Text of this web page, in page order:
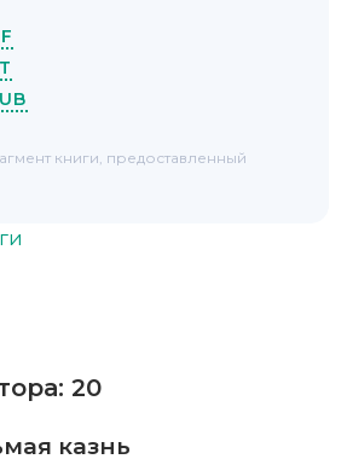
20
казнь
книги, предоставленный